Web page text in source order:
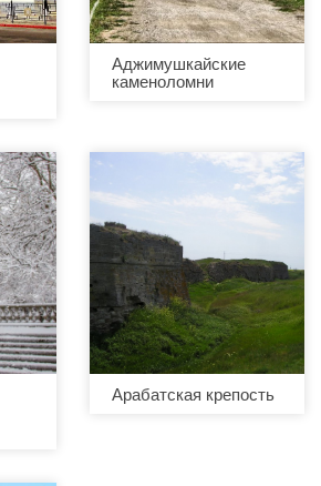
Аджимушкайские
каменоломни
Арабатская крепость